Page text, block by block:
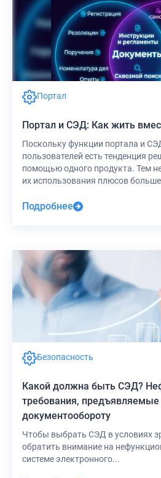
Портал
Портал и СЭД: Как жить
Поскольку функции портала и
пользователей есть тенденция
помощью одного продукта. Тем
их использования плюсов
Подробнее
Безопасность
Какой должна быть СЭД?
требования, предъявляемые
документообороту
Чтобы выбрать СЭД в условиях
обратить внимание на
системе электронного...